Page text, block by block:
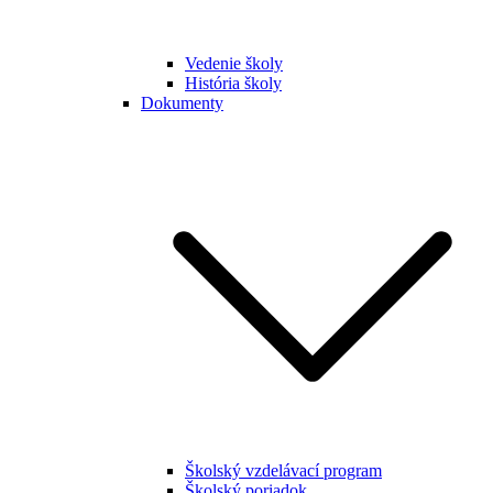
Vedenie školy
História školy
Dokumenty
Školský vzdelávací program